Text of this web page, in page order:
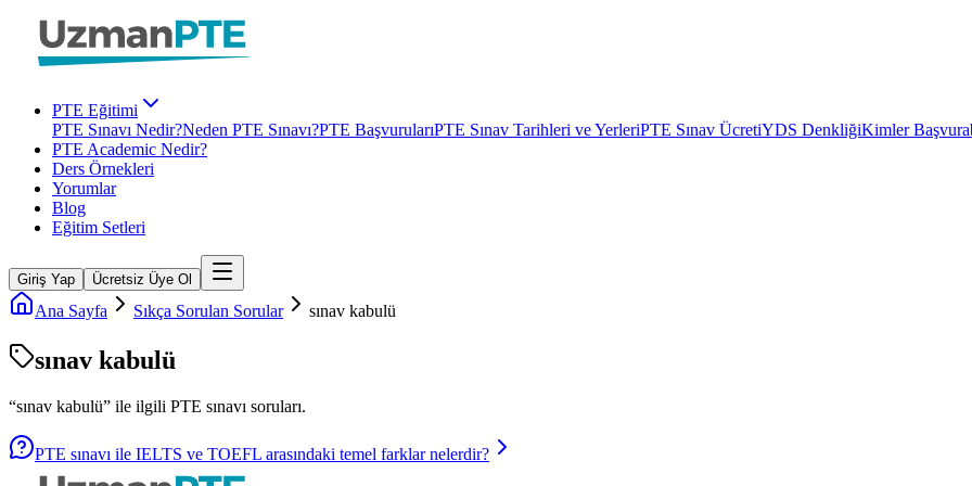
PTE Eğitimi
PTE Sınavı Nedir?Neden PTE Sınavı?PTE BaşvurularıPTE Sınav Tarihleri ve YerleriPTE Sınav ÜcretiYDS DenkliğiKimler
PTE Academic Nedir?
Ders Örnekleri
Yorumlar
Blog
Eğitim Setleri
Giriş Yap Ücretsiz Üye Ol
Ana Sayfa Sıkça Sorulan Sorular sınav kabulü
sınav kabulü
“sınav kabulü” ile ilgili PTE sınavı soruları.
PTE sınavı ile IELTS ve TOEFL arasındaki temel farklar nelerdir?